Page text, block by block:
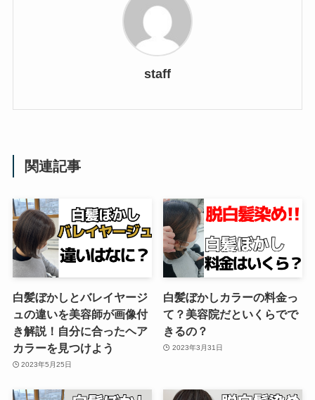
staff
関連記事
白髪ぼかしとバレイヤージ
ュの違いを美容師が画像付
き解説！自分に合ったヘア
カラーを見つけよう
2023年5月25日
白髪ぼかしカラーの料金っ
て？美容院だといくらでで
きるの？
2023年3月31日